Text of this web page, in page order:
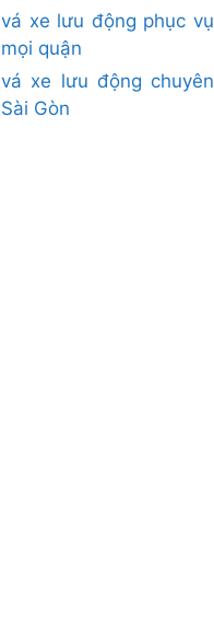
vá xe lưu động phục vụ
mọi quận
vá xe lưu động chuyên
Sài Gòn